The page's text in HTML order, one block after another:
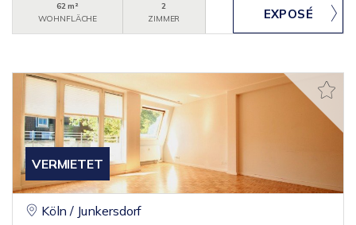
62 m²
WOHNFLÄCHE
2
ZIMMER
VERMIETET
Köln / Junkersdorf